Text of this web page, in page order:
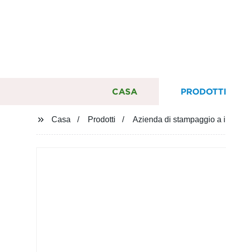
CASA PRODOTTI
Casa Prodotti Azienda di stampaggio a